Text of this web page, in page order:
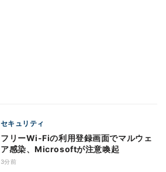
セキュリティ
フリーWi-Fiの利用登録画面でマルウェ
ア感染、Microsoftが注意喚起
3分前